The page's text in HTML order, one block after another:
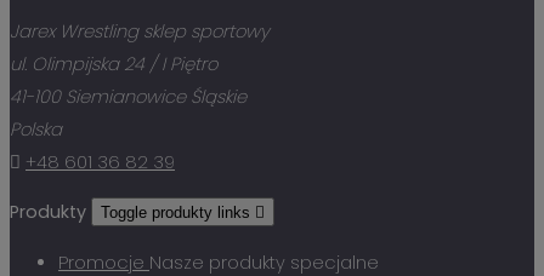
Jarex Wrestling sklep sportowy
ul. Olimpijska 24 / I Piętro
41-100 Siemianowice Śląskie
Polska
 +48 601 36 82 39
Produkty Toggle produkty links 
Promocje Nasze produkty specjalne